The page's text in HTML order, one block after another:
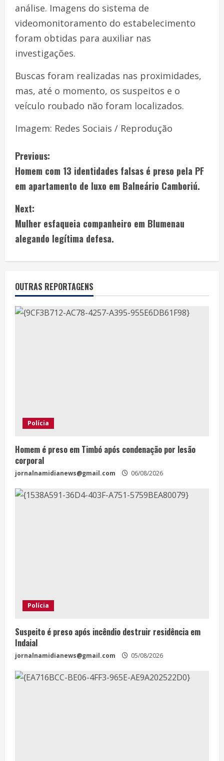
análise. Imagens do sistema de
videomonitoramento do estabelecimento
foram obtidas para auxiliar nas
investigações.
Buscas foram realizadas nas proximidades,
mas, até o momento, os suspeitos e o
veículo roubado não foram localizados.
Imagem: Redes Sociais / Reprodução
Previous:
Homem com 13 identidades falsas é preso pela PF
em apartamento de luxo em Balneário Camboriú.
Next:
Mulher esfaqueia companheiro em Blumenau
alegando legítima defesa.
OUTRAS REPORTAGENS
Polícia
Homem é preso em Timbó após condenação por lesão
corporal
jornalnamidianews@gmail.com 06/08/2026
Polícia
Suspeito é preso após incêndio destruir residência em
Indaial
jornalnamidianews@gmail.com 05/08/2026